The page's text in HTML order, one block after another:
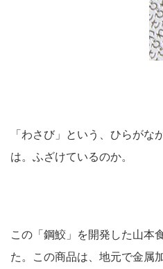
「わさび」という、ひらが
は。ふざけているのか。
この「鋼鮫」を開発した山本
た。この商品は、地元で金属